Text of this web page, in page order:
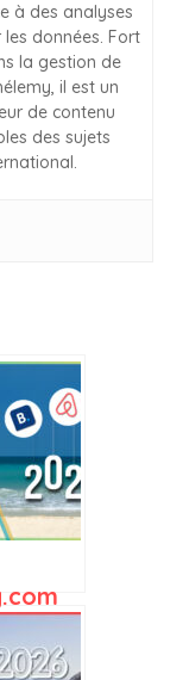
à des analyses
données. Fort
la gestion de
il est un
de contenu
des sujets
que